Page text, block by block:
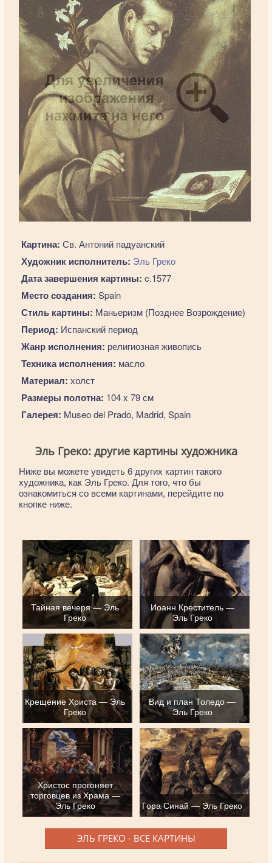
Картина: Св. Антоний падуанский
Художник исполнитель: Эль Греко
Дата завершения картины: c.1577
Место создания: Spain
Стиль картины: Маньеризм (Позднее Возрождение)
Период: Испанский период
Жанр исполнения: религиозная живопись
Техника исполнения: масло
Материал: холст
Размеры полотна: 104 x 79 см
Галерея: Museo del Prado, Madrid, Spain
Эль Греко: другие картины художника
Ниже вы можете увидеть 6 других картин такого
художника, как Эль Греко. Для того, что бы
ознакомиться со всеми картинами, перейдите по
кнопке ниже.
Тайная вечеря — Эль
Греко
Иоанн Креститель —
Эль Греко
Крещение Христа — Эль
Греко
Вид и план Толедо —
Эль Греко
Христос прогоняет
торговцев из Храма —
Эль Греко
Гора Синай — Эль Греко
ЭЛЬ ГРЕКО - ВСЕ КАРТИНЫ